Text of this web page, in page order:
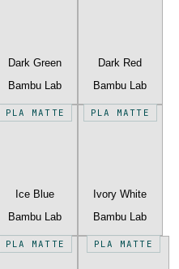
Dark Green
Bambu Lab
Dark Red
Bambu Lab
PLA MATTE
Ice Blue
Bambu Lab
PLA MATTE
Ivory White
Bambu Lab
PLA MATTE PLA MATTE